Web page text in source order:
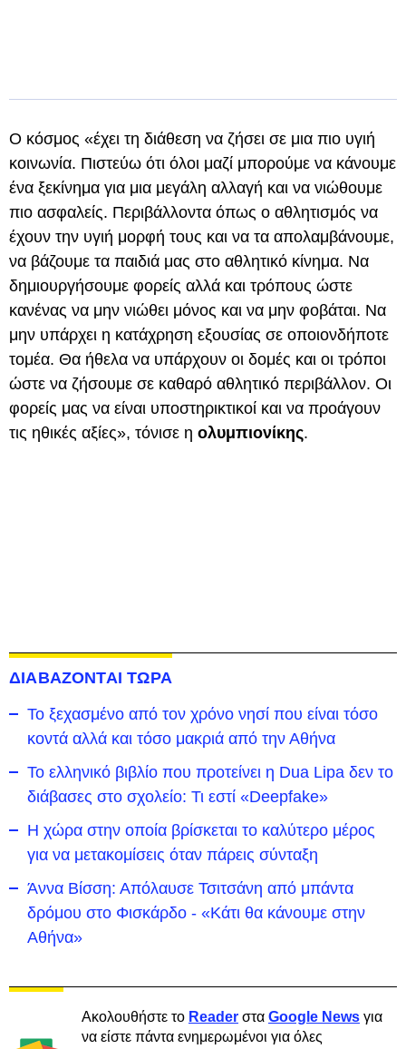
O κόσμος «έχει τη διάθεση να ζήσει σε μια πιο υγιή
κοινωνία. Πιστεύω ότι όλοι μαζί μπορούμε να κάνουμε
ένα ξεκίνημα για μια μεγάλη αλλαγή και να νιώθουμε
πιο ασφαλείς. Περιβάλλοντα όπως ο αθλητισμός να
έχουν την υγιή μορφή τους και να τα απολαμβάνουμε,
να βάζουμε τα παιδιά μας στο αθλητικό κίνημα. Να
δημιουργήσουμε φορείς αλλά και τρόπους ώστε
κανένας να μην νιώθει μόνος και να μην φοβάται. Να
μην υπάρχει η κατάχρηση εξουσίας σε οποιονδήποτε
τομέα. Θα ήθελα να υπάρχουν οι δομές και οι τρόποι
ώστε να ζήσουμε σε καθαρό αθλητικό περιβάλλον. Οι
φορείς μας να είναι υποστηρικτικοί και να προάγουν
τις ηθικές αξίες», τόνισε η ολυμπιονίκης.
ΔΙΑΒΑΖΟΝΤΑΙ ΤΩΡΑ
To ξεχασμένο από τον χρόνο νησί που είναι τόσο
κοντά αλλά και τόσο μακριά από την Αθήνα
Το ελληνικό βιβλίο που προτείνει η Dua Lipa δεν το
διάβασες στο σχολείο: Τι εστί «Deepfake»
Η χώρα στην οποία βρίσκεται το καλύτερο μέρος
για να μετακομίσεις όταν πάρεις σύνταξη
Άννα Βίσση: Απόλαυσε Τσιτσάνη από μπάντα
δρόμου στο Φισκάρδο - «Κάτι θα κάνουμε στην
Αθήνα»
Ακολουθήστε το Reader στα Google News για
να είστε πάντα ενημερωμένοι για όλες